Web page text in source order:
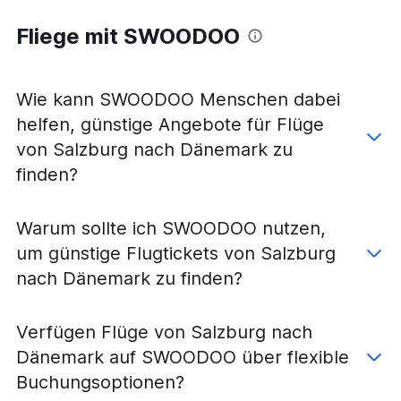
Fliege mit SWOODOO
Wie kann SWOODOO Menschen dabei
helfen, günstige Angebote für Flüge
von Salzburg nach Dänemark zu
finden?
Warum sollte ich SWOODOO nutzen,
um günstige Flugtickets von Salzburg
nach Dänemark zu finden?
Verfügen Flüge von Salzburg nach
Dänemark auf SWOODOO über flexible
Buchungsoptionen?